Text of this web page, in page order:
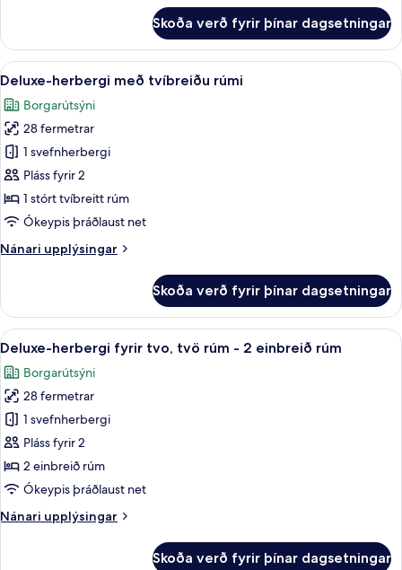
herbergi
2
rúm
Skoða verð fyrir þínar dagsetningar
Skoða
allar
myndir
fyrir
Deluxe-
herbergi
með
tvíbreiðu
Rúmföt af bestu gerð, míníbar,
4
Deluxe-herbergi með tvíbreiðu rúmi
Borgarútsýni
28 fermetrar
1 svefnherbergi
Pláss fyrir 2
1 stórt tvíbreitt rúm
Ókeypis þráðlaust net
Nánari upplýsingar
Nánari
herbergi
með
tvíbreiðu
Skoða verð fyrir þínar dagsetningar
Skoða
allar
myndir
fyrir
Deluxe-
herbergi
fyrir
tvo,
rúm
Rúmföt af bestu gerð, míníbar,
3
Deluxe-herbergi fyrir tvo, tvö rúm - 2 einbreið rúm
Borgarútsýni
28 fermetrar
1 svefnherbergi
Pláss fyrir 2
2 einbreið rúm
Ókeypis þráðlaust net
Nánari upplýsingar
Nánari
Skoða verð fyrir þínar dagsetningar